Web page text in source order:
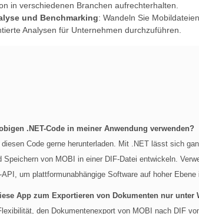
in verschiedenen Branchen aufrechterhalten.
und Benchmarking: Wandeln Sie
Analysen für Unternehmen durchzuführen.
.NET-Code in meiner Anwendung verwenden?
Code gerne herunterladen. Mit .NET lässt sich
Speichern von MOBI in einer DIF-Datei entwickeln.
API, um plattformunabhängige Software auf hoher
App zum Exportieren von Dokumenten nur unter
den Dokumentenexport von MOBI nach DIF